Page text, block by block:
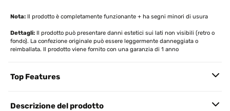
Nota: Il prodotto è completamente funzionante + ha segni minori di usura
Dettagli: Il prodotto può presentare danni estetici sui lati non visibili (retro o
fondo). La confezione originale può essere leggermente danneggiata o
reimballata. Il prodotto viene fornito con una garanzia di 1 anno
Top Features
Descrizione del prodotto